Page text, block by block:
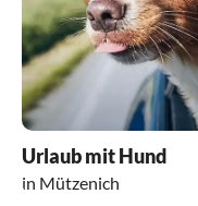
Urlaub mit Hund
in Mützenich